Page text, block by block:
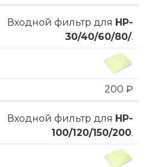
Входной фильтр для HP-
30/40/60/80/.
200 ₽
Входной фильтр для HP-
100/120/150/200.